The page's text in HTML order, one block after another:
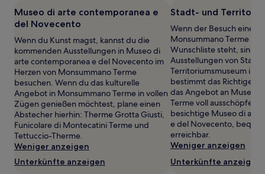
1 Übernachtung
von
2 Erwachsenen
gefunden
wurde.
Preise
und
Verfügbarkeiten
können
sich
ändern.
können
zusätzliche
Bedingungen
gelten.
Museo di arte contemporanea e
del Novecento
Wenn du Kunst magst, kannst du die
kommenden Ausstellungen in Museo di
arte contemporanea e del Novecento im
Herzen von Monsummano Terme
besuchen. Wenn du das kulturelle
Angebot in Monsummano Terme in vollen
Zügen genießen möchtest, plane einen
Abstecher hierhin: Therme Grotta Giusti,
Funicolare di Montecatini Terme und
Tettuccio-Therme.
Weniger anzeigen
Unterkünfte anzeigen
Stadt- und
Wenn der Besuch eines
Monsummano Terme
Wunschliste steht, sind
Ausstellungen von
Territoriumsmuseum im
bestimmt das Richtige
das Angebot an Museen
Terme voll ausschöpfen
besichtige Museo di
e del Novecento,
erreichbar.
Weniger anzeigen
Unterkünfte anzeigen